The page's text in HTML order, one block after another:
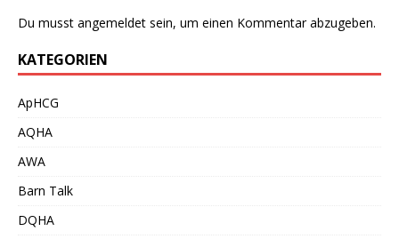
Du musst angemeldet sein, um einen Kommentar abzugeben.
KATEGORIEN
ApHCG
AQHA
AWA
Barn Talk
DQHA